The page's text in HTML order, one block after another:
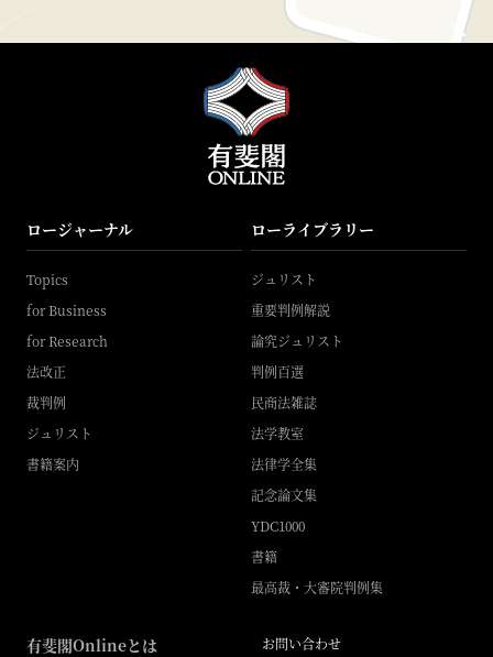
ロージャーナル
Topics
for Business
for Research
法改正
裁判例
ジュリスト
書籍案内
ローライブラリー
ジュリスト
重要判例解説
論究ジュリスト
判例百選
民商法雑誌
法学教室
法律学全集
記念論文集
YDC1000
書籍
最高裁・大審院判例集
有斐閣Onlineとは
お問い合わせ